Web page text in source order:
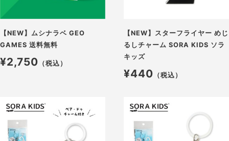
【NEW】ムシナラベ GEO
GAMES 送料無料
¥2,750 （税込）
【NEW】スターフライヤー めじ
るしチャーム SORA KIDS ソラ
キッズ
¥440 （税込）